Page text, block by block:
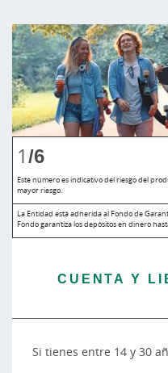
1/6
Este número es indicativo del riesgo del
mayor riesgo.
La Entidad está adherida al Fondo de
Fondo garantiza los depósitos en dinero
CUENTA Y
Si tienes entre 14 y 30